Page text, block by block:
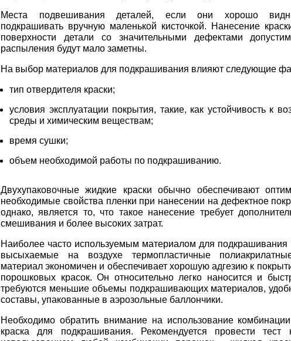
Места подвешивания деталей, если они хорошо
подкрашивать вручную маленькой кисточкой. Нанесение
поверхности детали со значительными дефектами
распыления будут мало заметны.
На выбор материалов для подкрашивания влияют следующие
тип отвердителя краски;
условия эксплуатации покрытия, такие, как устойчивость к
среды и химическим веществам;
время сушки;
объем необходимой работы по подкрашиванию.
Двухупаковочные жидкие краски обычно обеспечивают
необходимые свойства пленки при нанесении на дефектное
однако, является то, что такое нанесение требует
смешивания и более высоких затрат.
Наиболее часто используемым материалом для подкрашивания
высыхаемые на воздухе термопластичные
материал экономичен и обеспечивает хорошую адгезию к
порошковых красок. Он относительно легко наносится и
требуются меньшие объемы подкрашивающих материалов,
составы, упакованные в аэрозольные баллончики.
Необходимо обратить внимание на использование
краска для подкрашивания. Рекомендуется провести